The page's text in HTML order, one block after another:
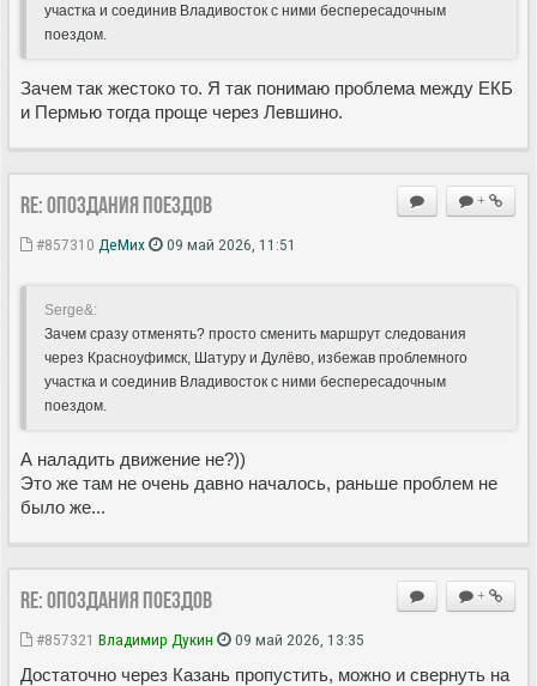
участка и соединив Владивосток с ними беспересадочным
поездом.
Зачем так жестоко то. Я так понимаю проблема между ЕКБ
и Пермью тогда проще через Левшино.
+
Re: Опоздания поездов
#857310 ДеМих 09 май 2026, 11:51
Serge&:
Зачем сразу отменять? просто сменить маршрут следования
через Красноуфимск, Шатуру и Дулёво, избежав проблемного
участка и соединив Владивосток с ними беспересадочным
поездом.
А наладить движение не?))
Это же там не очень давно началось, раньше проблем не
было же...
+
Re: Опоздания поездов
#857321 Владимир Дукин 09 май 2026, 13:35
Достаточно через Казань пропустить, можно и свернуть на